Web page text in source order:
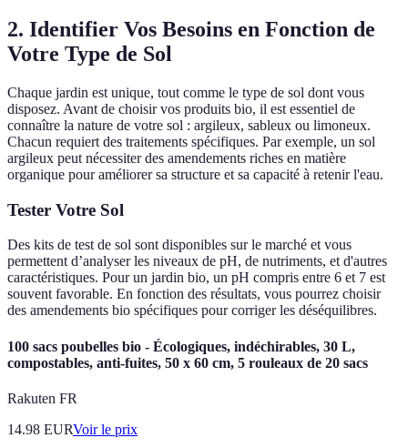
2. Identifier Vos Besoins en Fonction de
Votre Type de Sol
Chaque jardin est unique, tout comme le type de sol dont vous
disposez. Avant de choisir vos produits bio, il est essentiel de
connaître la nature de votre sol : argileux, sableux ou limoneux.
Chacun requiert des traitements spécifiques. Par exemple, un sol
argileux peut nécessiter des amendements riches en matière
organique pour améliorer sa structure et sa capacité à retenir l'eau.
Tester Votre Sol
Des kits de test de sol sont disponibles sur le marché et vous
permettent d’analyser les niveaux de pH, de nutriments, et d'autres
caractéristiques. Pour un jardin bio, un pH compris entre 6 et 7 est
souvent favorable. En fonction des résultats, vous pourrez choisir
des amendements bio spécifiques pour corriger les déséquilibres.
100 sacs poubelles bio - Écologiques, indéchirables, 30 L,
compostables, anti-fuites, 50 x 60 cm, 5 rouleaux de 20 sacs
Rakuten FR
14.98 EURVoir le prix